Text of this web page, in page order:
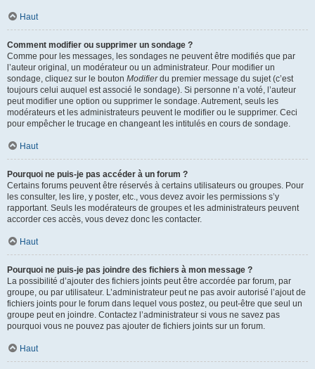
Haut
Comment modifier ou supprimer un sondage ?
Comme pour les messages, les sondages ne peuvent être modifiés que par
l’auteur original, un modérateur ou un administrateur. Pour modifier un
sondage, cliquez sur le bouton Modifierdu premier message du sujet (c’est
toujours celui auquel est associé le sondage). Si personne n’a voté, l’auteur
peut modifier une option ou supprimer le sondage. Autrement, seuls les
modérateurs et les administrateurs peuvent le modifier ou le supprimer. Ceci
pour empêcher le trucage en changeant les intitulés en cours de sondage.
Haut
Pourquoi ne puis-je pas accéder à un forum ?
Certains forums peuvent être réservés à certains utilisateurs ou groupes. Pour
les consulter, les lire, y poster, etc., vous devez avoir les permissions s’y
rapportant. Seuls les modérateurs de groupes et les administrateurs peuvent
accorder ces accès, vous devez donc les contacter.
Haut
Pourquoi ne puis-je pas joindre des fichiers à mon message ?
La possibilité d’ajouter des fichiers joints peut être accordée par forum, par
groupe, ou par utilisateur. L’administrateur peut ne pas avoir autorisé l’ajout de
fichiers joints pour le forum dans lequel vous postez, ou peut-être que seul un
groupe peut en joindre. Contactez l’administrateur si vous ne savez pas
pourquoi vous ne pouvez pas ajouter de fichiers joints sur un forum.
Haut